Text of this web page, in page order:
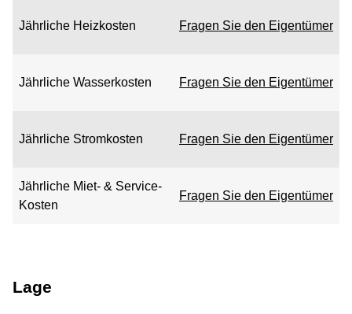
Jährliche Heizkosten Fragen Sie den Eigentümer
Jährliche Wasserkosten Fragen Sie den Eigentümer
Jährliche Stromkosten Fragen Sie den Eigentümer
Jährliche Miet- & Service-
Kosten
Fragen Sie den Eigentümer
Lage